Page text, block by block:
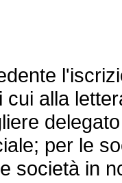
cui alla
per le
società in